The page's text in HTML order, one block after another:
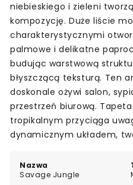
Nazwa
Savage Jungle
niebieskiego i zieleni
kompozycję. Duże liście
charakterystycznymi
palmowe i delikatne
budując warstwową
błyszczącą teksturą. Ten
doskonale ożywi salon,
przestrzeń biurową.
tropikalnym przyciąga
dynamicznym układem,
mocnych akcentów i
dekoracyjnych.